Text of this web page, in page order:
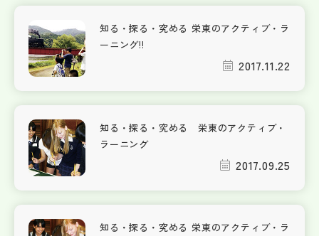
知る・探る・究める 栄東のアクティブ・ラ
ーニング!!
2017.11.22
知る・探る・究める 栄東のアクティブ・
ラーニング
2017.09.25
知る・探る・究める 栄東のアクティブ・ラ